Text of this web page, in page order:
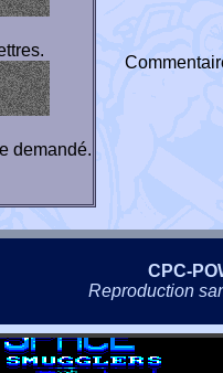
demandé.
CPC-
Reproduction